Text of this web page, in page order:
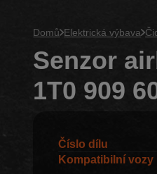
Domů Elektrická výbava
Senzor
1T0 909
Číslo dílu
Kompatibilní vozy